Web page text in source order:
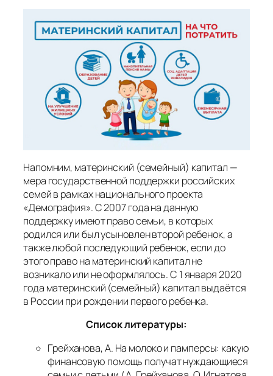
Напомним, материнский (семейный) капитал —
мера государственной поддержки российских
семей в рамках национального проекта
«Демография». С 2007 года на данную
поддержку имеют право семьи, в которых
родился или был усыновлен второй ребенок, а
также любой последующий ребенок, если до
этого право на материнский капитал не
возникало или не оформлялось. С 1 января 2020
года материнский (семейный) капитал выдаётся
в России при рождении первого ребенка.
Список литературы:
Грейханова, А. На молоко и памперсы: какую
финансовую помощь получат нуждающиеся